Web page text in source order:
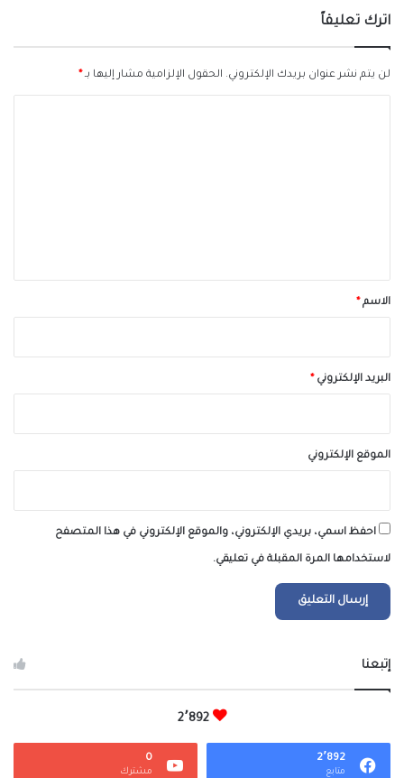
اترك تعليقاً
لن يتم نشر عنوان بريدك الإلكتروني. الحقول الإلزامية مشار إليها بـ*
*الاسم*
البريد الإلكتروني*
الموقع الإلكتروني
احفظ اسمي، بريدي الإلكتروني، والموقع الإلكتروني في هذا المتصفح
لاستخدامها المرة المقبلة في تعليقي.
إتبعنا
2٬892
2٬892
متابع
0
مشترك